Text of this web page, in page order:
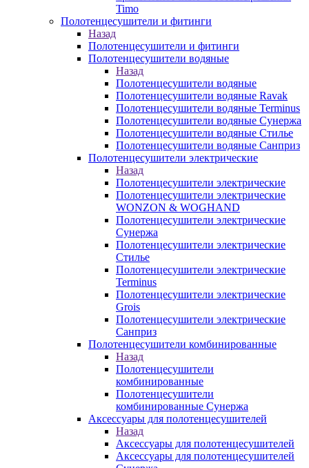
Timo
Полотенцесушители и фитинги
Назад
Полотенцесушители и фитинги
Полотенцесушители водяные
Назад
Полотенцесушители водяные
Полотенцесушители водяные Ravak
Полотенцесушители водяные Terminus
Полотенцесушители водяные Сунержа
Полотенцесушители водяные Стилье
Полотенцесушители водяные Санприз
Полотенцесушители электрические
Назад
Полотенцесушители электрические
Полотенцесушители электрические
WONZON & WOGHAND
Полотенцесушители электрические
Сунержа
Полотенцесушители электрические
Стилье
Полотенцесушители электрические
Terminus
Полотенцесушители электрические
Grois
Полотенцесушители электрические
Санприз
Полотенцесушители комбинированные
Назад
Полотенцесушители
комбинированные
Полотенцесушители
комбинированные Сунержа
Аксессуары для полотенцесушителей
Назад
Аксессуары для полотенцесушителей
Аксессуары для полотенцесушителей